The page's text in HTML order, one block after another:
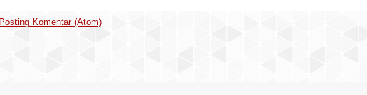
Posting Komentar (Atom)